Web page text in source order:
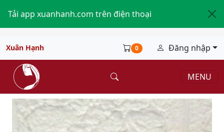
Tải app xuanhanh.com trên điện thoại
Xuân Hạnh 0 Đăng nhập
MENU